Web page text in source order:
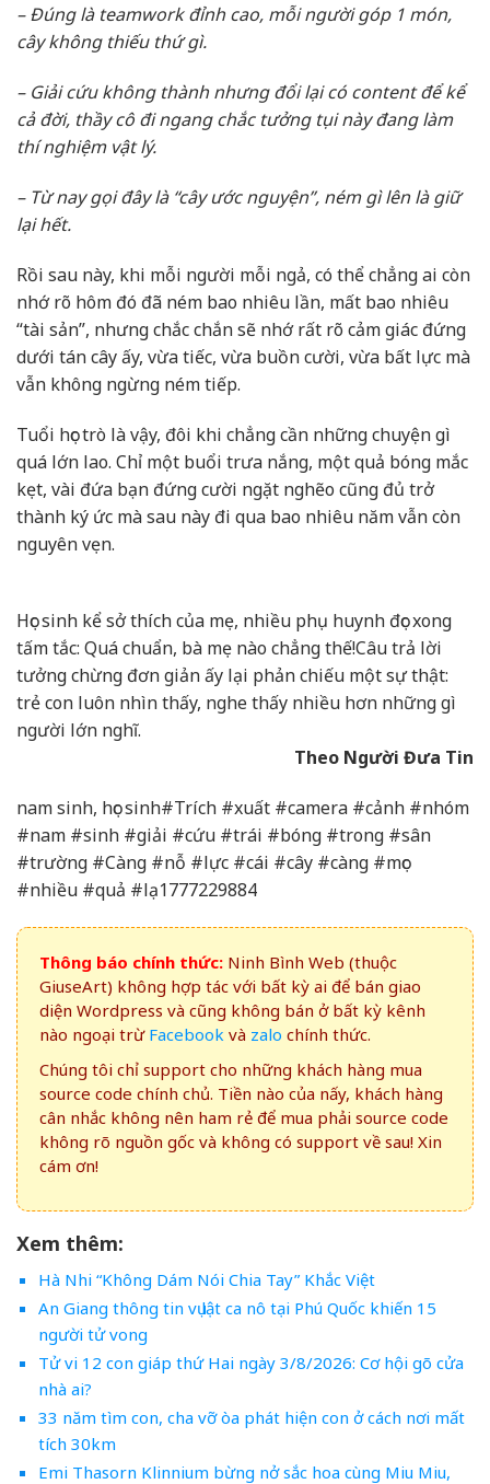
–Đúng là teamwork đỉnh cao, mỗi người góp 1 món,
cây không thiếu thứ gì.
– Giải cứu không thành nhưng đổi lại có content để kể
cả đời, thầy cô đi ngang chắc tưởng tụi này đang làm
thí nghiệm vật lý.
– Từ nay gọi đây là “cây ước nguyện”, ném gì lên là giữ
lại hết.
Rồi sau này, khi mỗi người mỗi ngả, có thể chẳng ai còn
nhớ rõ hôm đó đã ném bao nhiêu lần, mất bao nhiêu
“tài sản”, nhưng chắc chắn sẽ nhớ rất rõ cảm giác đứng
dưới tán cây ấy, vừa tiếc, vừa buồn cười, vừa bất lực mà
vẫn không ngừng ném tiếp.
Tuổi học trò là vậy, đôi khi chẳng cần những chuyện gì
quá lớn lao. Chỉ một buổi trưa nắng, một quả bóng mắc
kẹt, vài đứa bạn đứng cười ngặt nghẽo cũng đủ trở
thành ký ức mà sau này đi qua bao nhiêu năm vẫn còn
nguyên vẹn.
Học sinh kể sở thích của mẹ, nhiều phụ huynh đọc xong
tấm tắc: Quá chuẩn, bà mẹ nào chẳng thế!Câu trả lời
tưởng chừng đơn giản ấy lại phản chiếu một sự thật:
trẻ con luôn nhìn thấy, nghe thấy nhiều hơn những gì
người lớn nghĩ.
Theo Người Đưa Tin
nam sinh, học sinh#Trích #xuất #camera #cảnh #nhóm
#nam #sinh #giải #cứu #trái #bóng #trong #sân
#trường #Càng #nỗ #lực #cái #cây #càng #mọc
#nhiều #quả #lạ1777229884
Thông báo chính thức: Ninh Bình Web (thuộc
GiuseArt) không hợp tác với bất kỳ ai để bán giao
diện Wordpress và cũng không bán ở bất kỳ kênh
nào ngoại trừ Facebook và zalo chính thức.
Chúng tôi chỉ support cho những khách hàng mua
source code chính chủ. Tiền nào của nấy, khách hàng
cân nhắc không nên ham rẻ để mua phải source code
không rõ nguồn gốc và không có support về sau! Xin
cám ơn!
Xem thêm:
Hà Nhi “Không Dám Nói Chia Tay” Khắc Việt
An Giang thông tin vụ lật ca nô tại Phú Quốc khiến 15
người tử vong
Tử vi 12 con giáp thứ Hai ngày 3/8/2026: Cơ hội gõ cửa
nhà ai?
33 năm tìm con, cha vỡ òa phát hiện con ở cách nơi mất
tích 30km
Emi Thasorn Klinnium bừng nở sắc hoa cùng Miu Miu,